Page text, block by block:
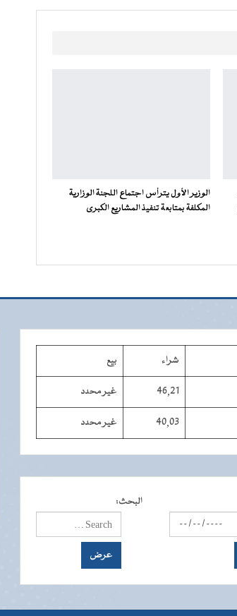
الوزير الأول يترأس اجتماع اللجنة الوزارية
المكلفة بمتابعة تنفيذ المشاريع الكبرى
شراء بيع
46,21 غير محدد
40,03 غير محدد
البحث: